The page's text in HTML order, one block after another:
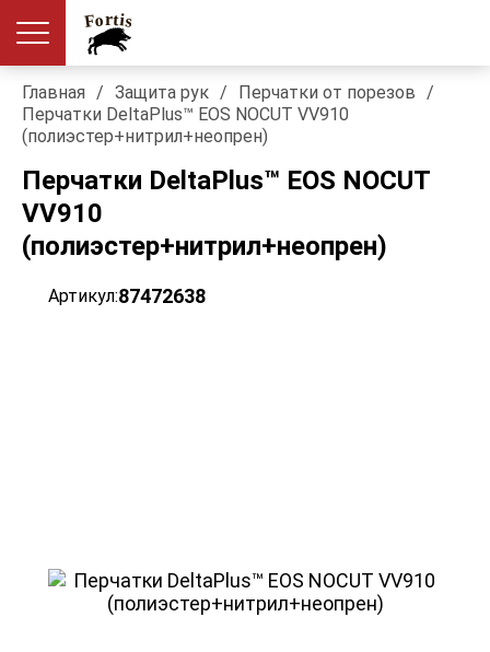
Главная / Защита рук / Перчатки от порезов /
Перчатки DeltaPlus™ EOS NOCUT VV910
(полиэстер+нитрил+неопрен)
Перчатки DeltaPlus™ EOS NOCUT
VV910
(полиэстер+нитрил+неопрен)
Артикул:87472638